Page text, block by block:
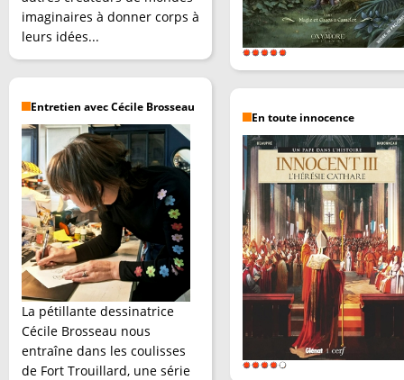
imaginaires à donner corps à
leurs idées...
Entretien avec Cécile Brosseau
La pétillante dessinatrice
Cécile Brosseau nous
entraîne dans les coulisses
de Fort Trouillard, une série
En toute innocence